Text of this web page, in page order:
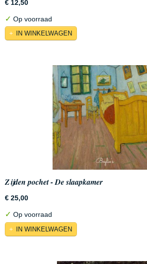
€ 12,50
✓ Op voorraad
IN WINKELWAGEN
Zijden pochet - De slaapkamer
€ 25,00
✓ Op voorraad
IN WINKELWAGEN